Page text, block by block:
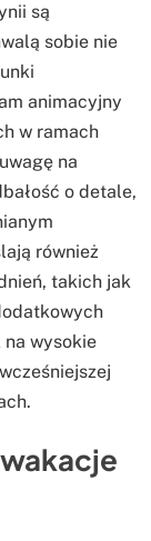
są
sobie nie
animacyjny
w ramach
na
o detale,
również
takich jak
wysokie